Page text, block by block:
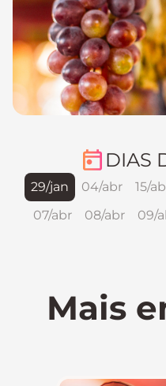
DIAS
29/jan 04/abr 15/
07/abr
08/abr 09/
Mais